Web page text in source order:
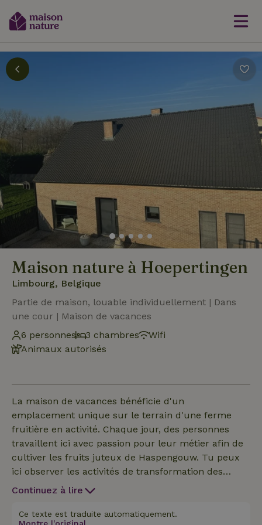
Maison nature à Hoepertingen
Limbourg, Belgique
Partie de maison, louable individuellement | Dans
une cour | Maison de vacances
6 personnes
3 chambres
Wifi
Animaux autorisés
La maison de vacances bénéficie d'un
emplacement unique sur le terrain d'une ferme
fruitière en activité. Chaque jour, des personnes
travaillent ici avec passion pour leur métier afin de
cultiver les fruits juteux de Haspengouw. Tu peux
ici observer les activités de transformation des
fruits, mais avec suffisamment d'attention pour
entièrement située au rez-de-chaussée. Capacité
Continuez à lire
Ce texte est traduite automatiquement.